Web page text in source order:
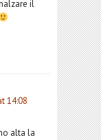
il
14:08
alta la